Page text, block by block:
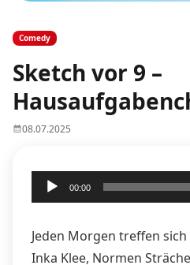
Comedy
Sketch vor 9 –
08.07.2025
Audio-
Player
00:00
Jeden Morgen treffen
Inka Klee, Normen